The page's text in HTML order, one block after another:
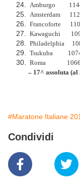
Amburgo
Amsterdam
Francoforte
Kawaguchi
Philadelphia
Tsukuba
Roma
– 17^ assoluta
#Maratone Italiane
Condividi